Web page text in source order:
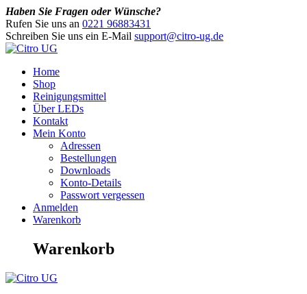
Haben Sie Fragen oder Wünsche?
Rufen Sie uns an 0221 96883431
Schreiben Sie uns ein E-Mail support@citro-ug.de
Home
Shop
Reinigungsmittel
Über LEDs
Kontakt
Mein Konto
Adressen
Bestellungen
Downloads
Konto-Details
Passwort vergessen
Anmelden
Warenkorb
Warenkorb